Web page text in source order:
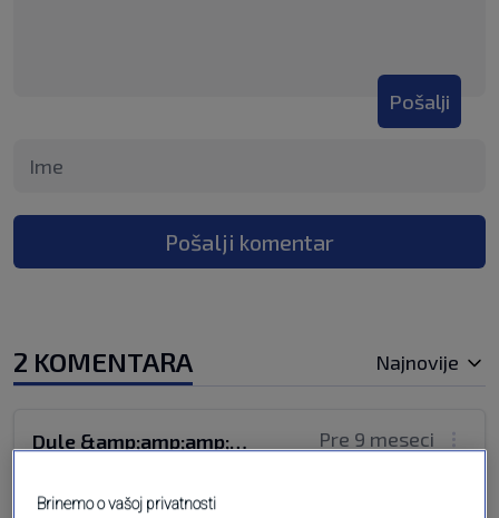
Pošalji
Pošalji komentar
2 KOMENTARA Najnovije
Pre 9 meseci
Dule &amp;amp;amp;amp;amp;amp;amp;amp;amp;amp;amp;quot;Grobar&amp;amp;amp;amp;amp;amp;amp;amp;amp;amp;amp;quot;
Ranije se taj znak mogao videti vrlo učestalo.
Brinemo o vašoj privatnosti